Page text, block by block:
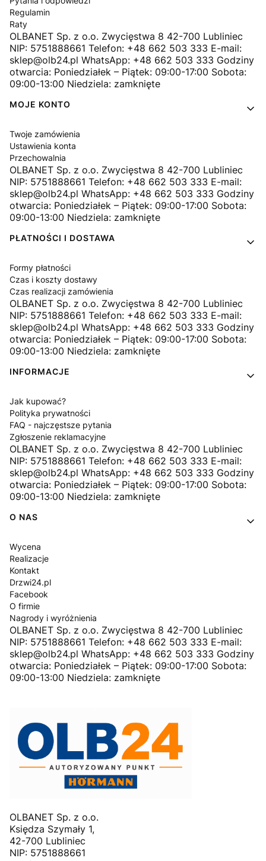
Regulamin
Raty
OLBANET Sp. z o.o. Zwycięstwa 8 42-700 Lubliniec
NIP: 5751888661 Telefon: +48 662 503 333 E-mail:
sklep@olb24.pl WhatsApp: +48 662 503 333 Godziny
otwarcia: Poniedziałek – Piątek: 09:00-17:00 Sobota:
09:00-13:00 Niedziela: zamknięte
MOJE KONTO
Twoje zamówienia
Ustawienia konta
Przechowalnia
OLBANET Sp. z o.o. Zwycięstwa 8 42-700 Lubliniec
NIP: 5751888661 Telefon: +48 662 503 333 E-mail:
sklep@olb24.pl WhatsApp: +48 662 503 333 Godziny
otwarcia: Poniedziałek – Piątek: 09:00-17:00 Sobota:
09:00-13:00 Niedziela: zamknięte
PŁATNOŚCI I DOSTAWA
Formy płatności
Czas i koszty dostawy
Czas realizacji zamówienia
OLBANET Sp. z o.o. Zwycięstwa 8 42-700 Lubliniec
NIP: 5751888661 Telefon: +48 662 503 333 E-mail:
sklep@olb24.pl WhatsApp: +48 662 503 333 Godziny
otwarcia: Poniedziałek – Piątek: 09:00-17:00 Sobota:
09:00-13:00 Niedziela: zamknięte
INFORMACJE
Jak kupować?
Polityka prywatności
FAQ - najczęstsze pytania
Zgłoszenie reklamacyjne
OLBANET Sp. z o.o. Zwycięstwa 8 42-700 Lubliniec
NIP: 5751888661 Telefon: +48 662 503 333 E-mail:
sklep@olb24.pl WhatsApp: +48 662 503 333 Godziny
otwarcia: Poniedziałek – Piątek: 09:00-17:00 Sobota:
09:00-13:00 Niedziela: zamknięte
O NAS
Wycena
Realizacje
Kontakt
Drzwi24.pl
Facebook
O firmie
Nagrody i wyróżnienia
OLBANET Sp. z o.o. Zwycięstwa 8 42-700 Lubliniec
NIP: 5751888661 Telefon: +48 662 503 333 E-mail:
sklep@olb24.pl WhatsApp: +48 662 503 333 Godziny
otwarcia: Poniedziałek – Piątek: 09:00-17:00 Sobota:
09:00-13:00 Niedziela: zamknięte
OLBANET Sp. z o.o.
Księdza Szymały 1,
42-700 Lubliniec
NIP: 5751888661